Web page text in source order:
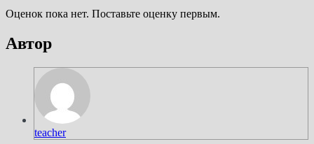
Оценок пока нет. Поставьте оценку первым.
Автор
teacher